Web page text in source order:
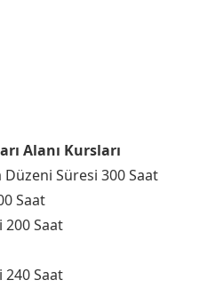
Alanı Kursları
Süresi 300 Saat
Saat
200 Saat
240 Saat